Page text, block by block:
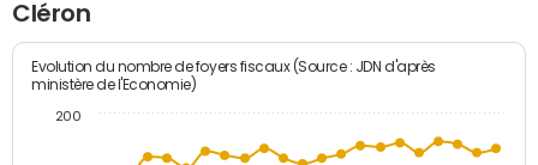
Cléron
Evolution du nombre de foyers fiscaux (Source : JDN d'après
ministère de l'Economie)
200